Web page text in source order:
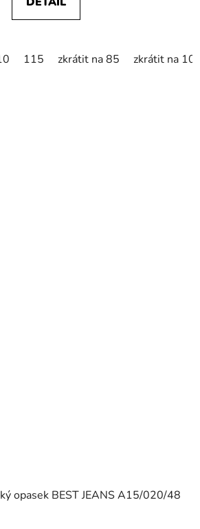
115 zkrátit na 85 zkrátit na
opasek BEST JEANS A15/020/48